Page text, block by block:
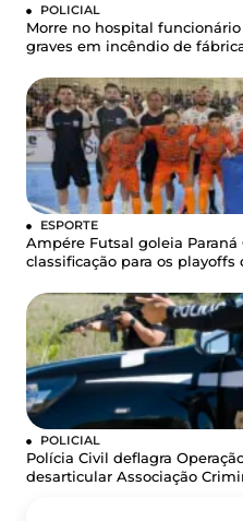
POLICIAL
Morre no hospital
graves em incêndio de
ESPORTE
Ampére Futsal goleia
classificação para os playoffs
POLICIAL
Polícia Civil deflagra
desarticular Associação